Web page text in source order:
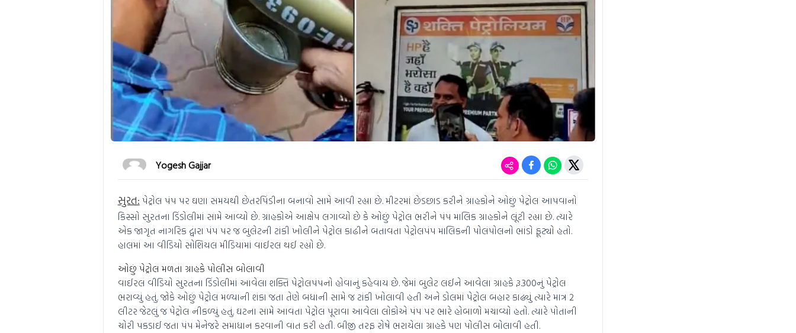
Yogesh Gajjar
સુરત: પેટ્રોલ પંપ પર ઘણા સમયથી છેતરપિંડીના બનાવો સામે આવી રહ્યા છે. મીટરમાં છેડછાડ કરીને ગ્રાહકોને ઓછું પેટ્રોલ આપવાનો
કિસ્સો સુરતના ડિંડોલીમાં સામે આવ્યો છે. ગ્રાહકોએ આક્ષેપ લગાવ્યો છે કે ઓછું પેટ્રોલ ભરીને પંપ માલિક ગ્રાહકોને લૂંટી રહ્યા છે. ત્યારે
એક જાગૃત નાગરિક દ્વારા પંપ પર જ બુલેટની ટાંકી ખોલીને પેટ્રોલ કાઢીને બતાવતા પેટ્રોલપંપ માલિકની પોલંપોલનો ભાંડો ફૂટ્યો હતો.
હાલમાં આ વીડિયો સોશિયલ મીડિયામાં વાઈરલ થઈ રહ્યો છે.
ઓછું પેટ્રોલ મળતા ગ્રાહકે પોલીસ બોલાવી
વાઈરલ વીડિયો સુરતના ડિંડોલીમાં આવેલા શક્તિ પેટ્રોલપંપનો હોવાનું કહેવાય છે. જેમાં બુલેટ લઈને આવેલા ગ્રાહકે રૂ.300નું પેટ્રોલ
ભરાવ્યું હતું. જોકે ઓછું પેટ્રોલ મળ્યાની શંકા જતા તેણે બધાની સામે જ ટાંકી ખોલાવી હતી અને ડોલમાં પેટ્રોલ બહાર કાઢ્યું ત્યારે માત્ર 2
લીટર જેટલું જ પેટ્રોલ નીકળ્યું હતું. ઘટના સામે આવતા પેટ્રોલ પૂરાવા આવેલા લોકોએ પંપ પર ભારે હોબાળો મચાવ્યો હતો. ત્યારે પોતાની
ચોરી પકડાઈ જતા પંપ મેનેજરે સમાધાન કરવાની વાત કરી હતી. બીજી તરફ રોષે ભરાયેલા ગ્રાહકે પણ પોલીસ બોલાવી હતી.